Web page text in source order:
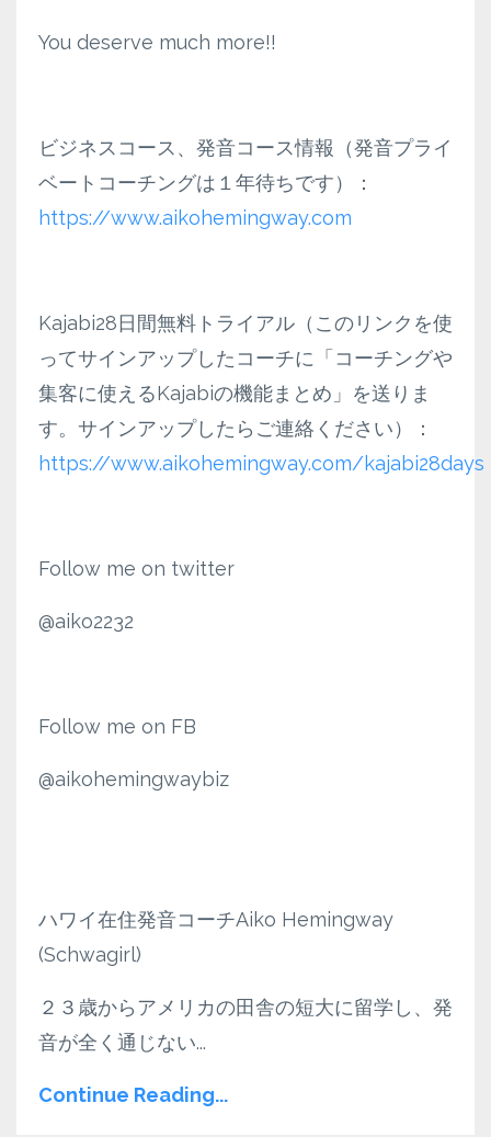
You deserve much more!!
ビジネスコース、発音コース情報（発音プライ
ベートコーチングは１年待ちです）：
https://www.aikohemingway.com
Kajabi28日間無料トライアル（このリンクを使
ってサインアップしたコーチに「コーチングや
集客に使えるKajabiの機能まとめ」を送りま
す。サインアップしたらご連絡ください）：
https://www.aikohemingway.com/kajabi28days
Follow me on twitter
@aiko2232
Follow me on FB
@aikohemingwaybiz
ハワイ在住発音コーチAiko Hemingway
(Schwagirl)
２３歳からアメリカの田舎の短大に留学し、発
音が全く通じない...
Continue Reading...